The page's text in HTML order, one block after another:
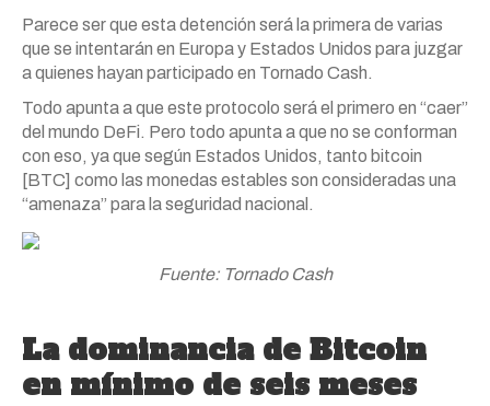
Parece ser que esta detención será la primera de varias
que se intentarán en Europa y Estados Unidos para juzgar
a quienes hayan participado en Tornado Cash.
Todo apunta a que este protocolo será el primero en “caer”
del mundo DeFi. Pero todo apunta a que no se conforman
con eso, ya que según Estados Unidos, tanto bitcoin
[BTC] como las monedas estables son consideradas una
“amenaza” para la seguridad nacional.
Fuente: Tornado Cash
La dominancia de Bitcoin
en mínimo de seis meses